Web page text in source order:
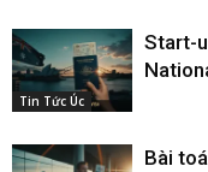
Tin Tức Úc
Start-
Bài